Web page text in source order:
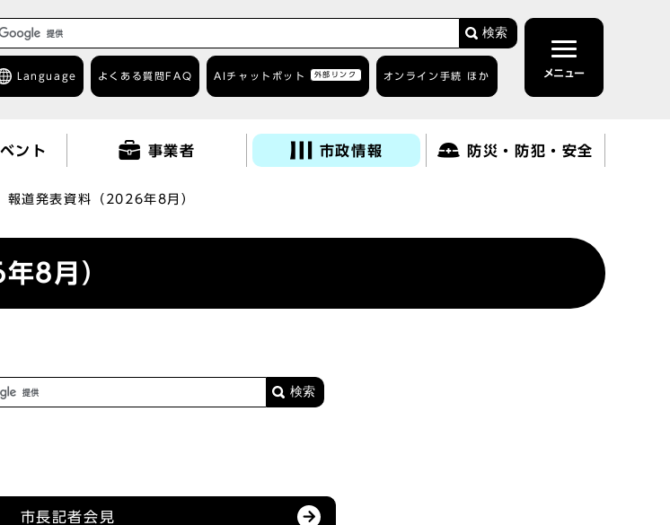
検索
Language よくある質問 FAQ AIチャットボット 外部リンク オンライン手続 ほか メニュー
ント 事業者 市政情報 防災・防犯・安全
道発表資料（2026年8月）
8月）
市長記者会見